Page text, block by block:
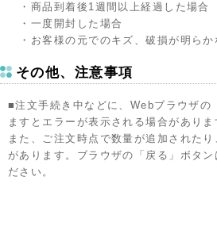
・商品到着後1週間以上経過した場合
・一度開封した場合
・お客様の元でのキズ、破損が明らか
その他、注意事項
■注文手続き中などに、Webブラウザの
ますとエラーが表示される場合がありま
また、ご注文時点で数量が追加された
があります。ブラウザの「戻る」ボタン
ださい。